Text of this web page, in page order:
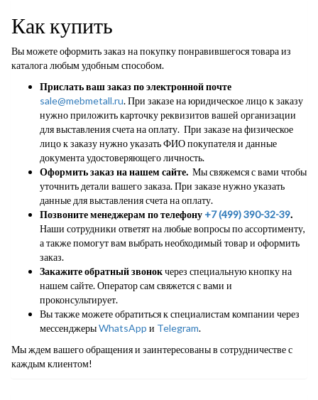
Как купить
Вы можете оформить заказ на покупку понравившегося товара из
каталога любым удобным способом.
Прислать ваш заказ по электронной почте
sale@mebmetall.ru. При заказе на юридическое лицо к заказу
нужно приложить карточку реквизитов вашей организации
для выставления счета на оплату. При заказе на физическое
лицо к заказу нужно указать ФИО покупателя и данные
документа удостоверяющего личность.
Оформить заказ на нашем сайте. Мы свяжемся с вами чтобы
уточнить детали вашего заказа. При заказе нужно указать
данные для выставления счета на оплату.
Позвоните менеджерам по телефону +7 (499) 390-32-39.
Наши сотрудники ответят на любые вопросы по ассортименту,
а также помогут вам выбрать необходимый товар и оформить
заказ.
Закажите обратный звонокчерез специальную кнопку на
нашем сайте. Оператор сам свяжется с вами и
проконсультирует.
Вы также можете обратиться к специалистам компании через
мессенджерыWhatsApp и Telegram.
Мы ждем вашего обращения и заинтересованы в сотрудничестве с
каждым клиентом!